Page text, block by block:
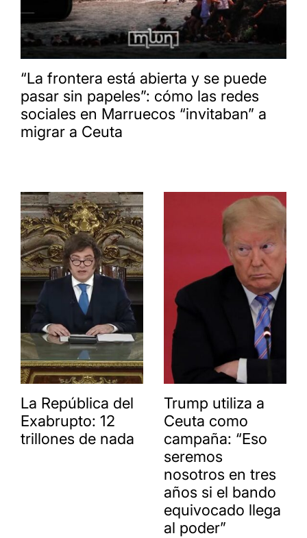
“La frontera está abierta y se puede
pasar sin papeles”: cómo las redes
sociales en Marruecos “invitaban” a
migrar a Ceuta
La República del
Exabrupto: 12
trillones de nada
Trump utiliza a
Ceuta como
campaña: “Eso
seremos
nosotros en tres
años si el bando
equivocado llega
al poder”